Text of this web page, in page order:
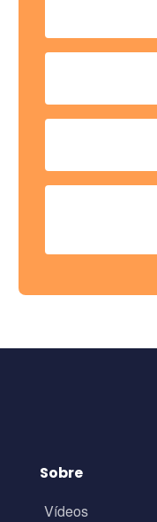
Sobre
Vídeos